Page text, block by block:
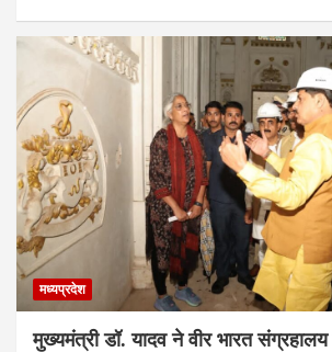
मध्यप्रदेश
मुख्यमंत्री डॉ. यादव ने वीर भारत संग्रहालय